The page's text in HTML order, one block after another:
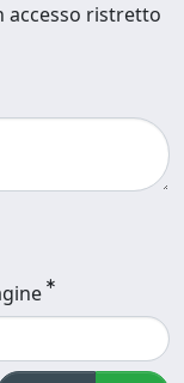
accesso ristretto